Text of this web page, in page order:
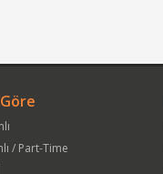
/ Part-Time